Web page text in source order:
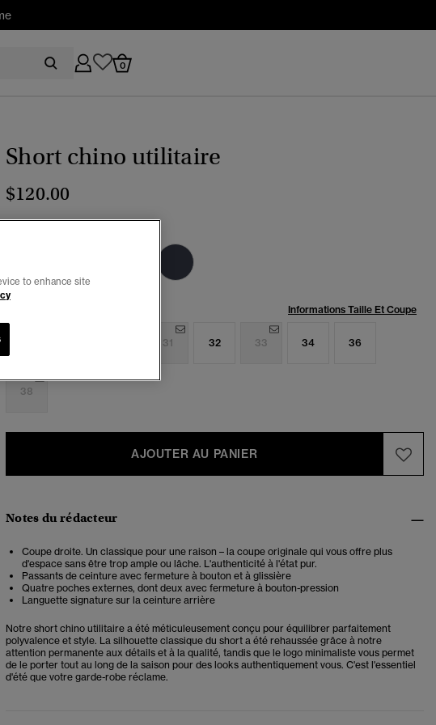
0
Short chino utilitaire
$120.00
sélectionné
Informations Taille Et Coupe
31 32 33 34 36
38
AJOUTER AU PANIER
Notes du rédacteur
Coupe droite. Un classique pour une raison – la coupe originale qui vous offre plus
d'espace sans être trop ample ou lâche. L'authenticité à l'état pur.
Passants de ceinture avec fermeture à bouton et à glissière
Quatre poches externes, dont deux avec fermeture à bouton-pression
Languette signature sur la ceinture arrière
Notre short chino utilitaire a été méticuleusement conçu pour équilibrer parfaitement
polyvalence et style. La silhouette classique du short a été rehaussée grâce à notre
attention permanente aux détails et à la qualité, tandis que le logo minimaliste vous permet
de le porter tout au long de la saison pour des looks authentiquement vous. C'est l'essentiel
d'été que votre garde-robe réclame.
to enhance site